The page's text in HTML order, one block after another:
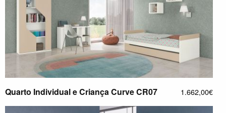
Quarto Individual e Criança Curve CR07 1.662,00€